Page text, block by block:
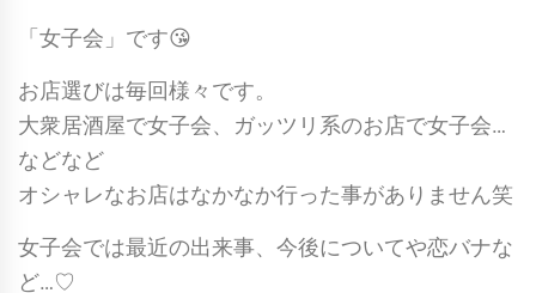
「女子会」です😘
お店選びは毎回様々です。
大衆居酒屋で女子会、ガッツリ系のお店で女子会…
などなど
オシャレなお店はなかなか行った事がありません笑
女子会では最近の出来事、今後についてや恋バナな
ど…♡